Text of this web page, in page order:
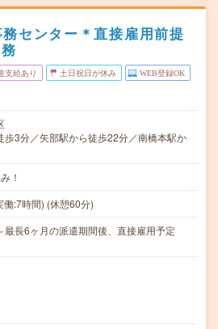
センター＊直接雇用前提
支給あり 土日祝日が休み WEB登録OK
歩3分／矢部駅から徒歩22分／南橋本駅か
！
:7時間) (休憩60分)
最長6ヶ月の派遣期間後、直接雇用予定